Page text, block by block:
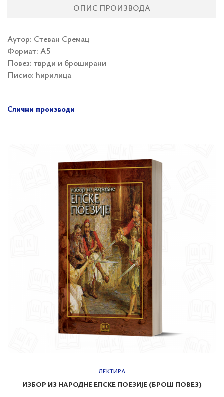
ОПИС ПРОИЗВОДА
Аутор: Стеван Сремац
Формат: А5
Повез: тврди и броширани
Писмо: ћирилица
Слични производи
ЛЕКТИРА
ИЗБОР ИЗ НАРОДНЕ ЕПСКЕ ПОЕЗИЈЕ (БРОШ ПОВЕЗ)